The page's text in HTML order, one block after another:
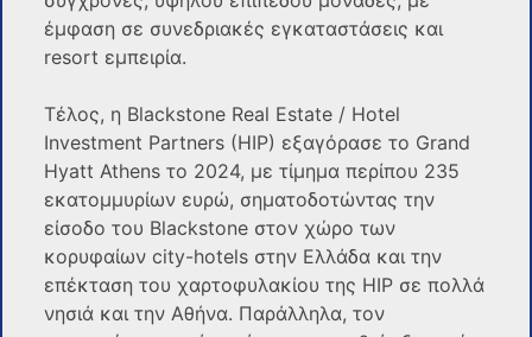
έμφαση σε συνεδριακές εγκαταστάσεις και
resort εμπειρία.
Τέλος, η Blackstone Real Estate / Hotel
Investment Partners (HIP) εξαγόρασε το Grand
Hyatt Athens το 2024, με τίμημα περίπου 235
εκατομμυρίων ευρώ, σηματοδοτώντας την
είσοδο του Blackstone στον χώρο των
κορυφαίων city-hotels στην Ελλάδα και την
επέκταση του χαρτοφυλακίου της HIP σε πολλά
νησιά και την Αθήνα. Παράλληλα, τον